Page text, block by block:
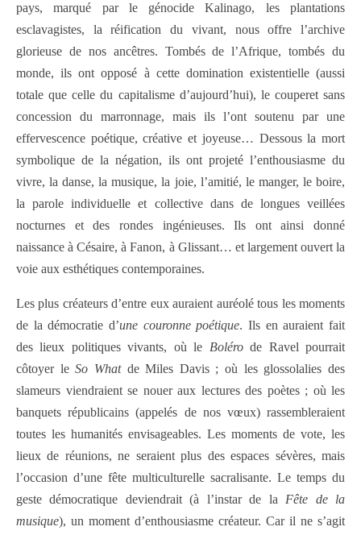
pays, marqué par le génocide Kalinago, les plantations
esclavagistes, la réification du vivant, nous offre l’archive
glorieuse de nos ancêtres. Tombés de l’Afrique, tombés du
monde, ils ont opposé à cette domination existentielle (aussi
totale que celle du capitalisme d’aujourd’hui), le couperet sans
concession du marronnage, mais ils l’ont soutenu par une
effervescence poétique, créative et joyeuse… Dessous la mort
symbolique de la négation, ils ont projeté l’enthousiasme du
vivre, la danse, la musique, la joie, l’amitié, le manger, le boire,
la parole individuelle et collective dans de longues veillées
nocturnes et des rondes ingénieuses. Ils ont ainsi donné
naissance à Césaire, à Fanon, à Glissant… et largement ouvert la
voie aux esthétiques contemporaines.
Les plus créateurs d’entre eux auraient auréolé tous les moments
de la démocratie d’une couronne poétique. Ils en auraient fait
des lieux politiques vivants, où le Bolérode Ravel pourrait
côtoyer leSo Whatde Miles Davis ; où les glossolalies des
slameurs viendraient se nouer aux lectures des poètes ; où les
banquets républicains (appelés de nos vœux) rassembleraient
toutes les humanités envisageables. Les moments de vote, les
lieux de réunions, ne seraient plus des espaces sévères, mais
l’occasion d’une fête multiculturelle sacralisante. Le temps du
geste démocratique deviendrait (à l’instar de la Fête de la
musique), un moment d’enthousiasme créateur. Car il ne s’agit